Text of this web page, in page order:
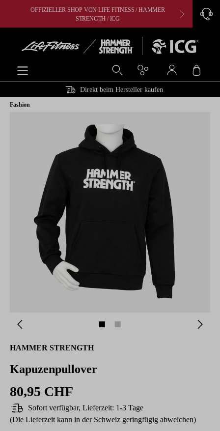
springenOFFIZIELLER SHOP VON LIFE FITNESS / HAMMER
STRENGTH / ICG
Direkt beim Hersteller kaufen
Fashion
HAMMER STRENGTH
Kapuzenpullover
80,95 CHF
Sofort verfügbar, Lieferzeit: 1-3 Tage
(Die Lieferzeit kann in der Schweiz geringfügig abweichen)